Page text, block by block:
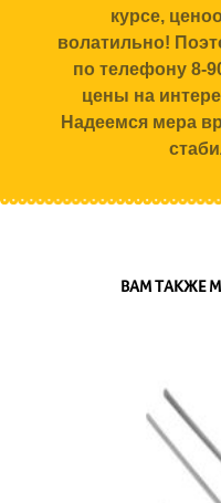
курсе,
волатильно!
по телефону 8-
цены на
Надеемся мера
ВАМ ТАКЖЕ